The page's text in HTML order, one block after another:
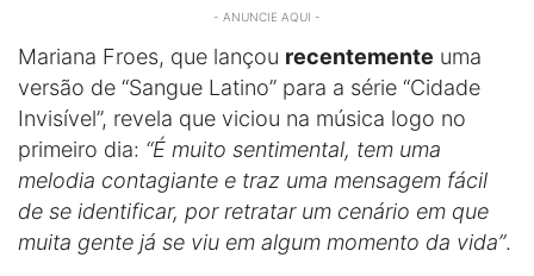
- ANUNCIE AQUI -
Mariana Froes, que lançou recentemente uma
versão de “Sangue Latino” para a série “Cidade
Invisível”, revela que viciou na música logo no
primeiro dia: “É muito sentimental, tem uma
melodia contagiante e traz uma mensagem fácil
de se identificar, por retratar um cenário em que
muita gente já se viu em algum momento da vida”.